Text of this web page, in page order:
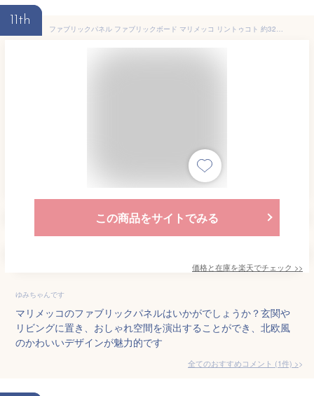
11th
ファブリックパネル ファブリックボード マリメッコ リントゥコト 約32×41cm 北欧 おしゃれ かわいい ウォールパネル 生地 ギフト プレゼント ボタニカル アート 玄関 リビング marimekko
この商品をサイトでみる
価格と在庫を楽天でチェック >>
ゆみちゃんです
マリメッコのファブリックパネルはいかがでしょうか？玄関や
リビングに置き、おしゃれ空間を演出することができ、北欧風
のかわいいデザインが魅力的です
全てのおすすめコメント (1件) >